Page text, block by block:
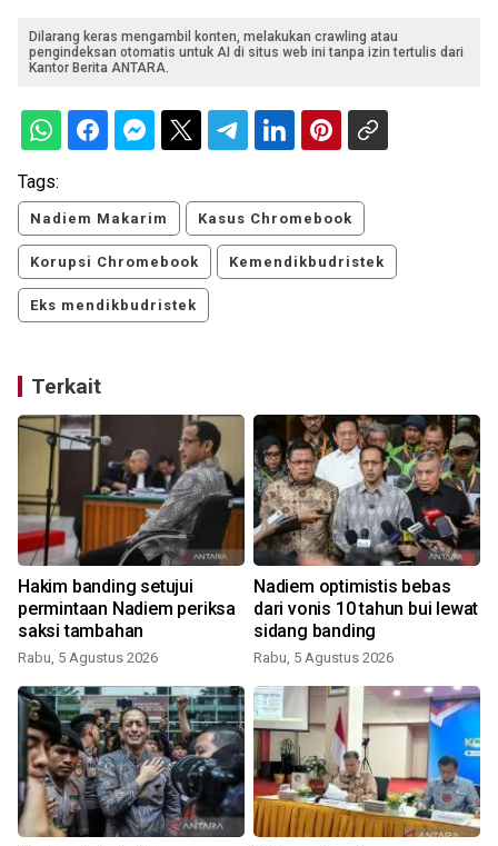
Dilarang keras mengambil konten, melakukan crawling atau
pengindeksan otomatis untuk AI di situs web ini tanpa izin tertulis dari
Kantor Berita ANTARA.
Tags:
Nadiem Makarim Kasus Chromebook
Korupsi Chromebook Kemendikbudristek
Eks mendikbudristek
Terkait
Hakim banding setujui
permintaan Nadiem periksa
saksi tambahan
Rabu, 5 Agustus 2026
Nadiem optimistis bebas
dari vonis 10 tahun bui lewat
sidang banding
Rabu, 5 Agustus 2026